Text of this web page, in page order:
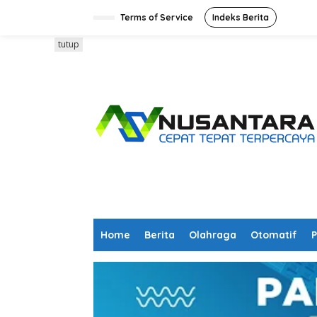
Terms of Service Indeks Berita
Home Berita Olahraga Otomatif
tutup